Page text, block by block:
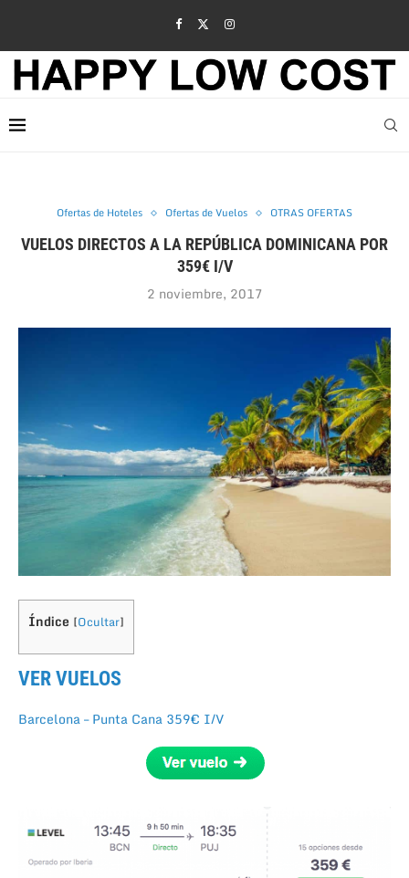
Ofertas de Hoteles Ofertas de Vuelos OTRAS OFERTAS
VUELOS DIRECTOS A LA REPÚBLICA DOMINICANA POR
359€ I/V
2 noviembre, 2017
Índice [Ocultar]
VER VUELOS
Barcelona – Punta Cana 359€ I/V